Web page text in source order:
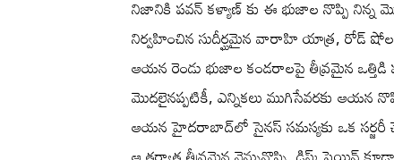
నిజానికి పవన్ కళ్యాణ్ కు ఈ భుజాల నొప్పి
నిర్వహించిన సుదీర్ఘమైన వారాహి యాత్ర, రోడ్
ఆయన రెండు భుజాల కండరాలపై తీవ్రమైన
మొదలైనప్పటికీ, ఎన్నికలు ముగిసేవరకు ఆయన
ఆయన హైదరాబాద్‌లో సైనస్ సమస్యకు ఒక సర్జరీ